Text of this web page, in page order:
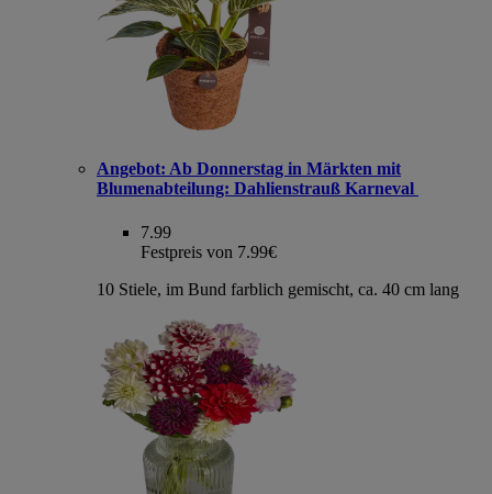
Angebot: Ab Donnerstag in Märkten mit
Blumenabteilung: Dahlienstrauß Karneval
7.99
Festpreis von 7.99€
10 Stiele, im Bund farblich gemischt, ca. 40 cm lang